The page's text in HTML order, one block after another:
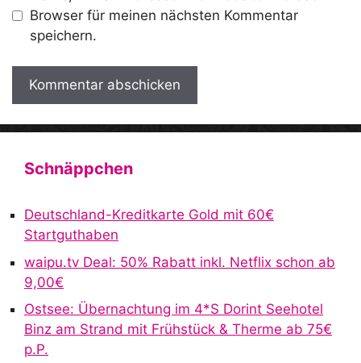
Browser für meinen nächsten Kommentar
speichern.
A
n
t
Schnäppchen
Deutschland-Kreditkarte Gold mit 60€
Startguthaben
waipu.tv Deal: 50% Rabatt inkl. Netflix schon ab
9,00€
Ostsee: Übernachtung im 4*S Dorint Seehotel
Binz am Strand mit Frühstück & Therme ab 75€
p.P.